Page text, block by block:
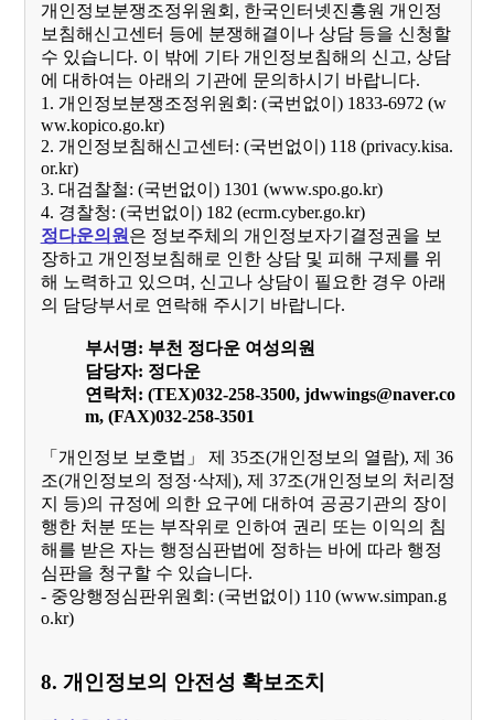
개인정보분쟁조정위원회, 한국인터넷진흥원 개인정
보침해신고센터 등에 분쟁해결이나 상담 등을 신청할
수 있습니다. 이 밖에 기타 개인정보침해의 신고, 상담
에 대하여는 아래의 기관에 문의하시기 바랍니다.
1. 개인정보분쟁조정위원회: (국번없이) 1833-6972 (w
ww.kopico.go.kr)
2. 개인정보침해신고센터: (국번없이) 118 (privacy.kisa.
or.kr)
3. 대검찰철: (국번없이) 1301 (www.spo.go.kr)
4. 경찰청: (국번없이) 182 (ecrm.cyber.go.kr)
정다운의원은 정보주체의 개인정보자기결정권을 보
장하고 개인정보침해로 인한 상담 및 피해 구제를 위
해 노력하고 있으며, 신고나 상담이 필요한 경우 아래
의 담당부서로 연락해 주시기 바랍니다.
부서명: 부천 정다운 여성의원
담당자: 정다운
연락처: (TEX)032-258-3500, jdwwings@naver.co
m, (FAX)032-258-3501
「개인정보 보호법」 제 35조(개인정보의 열람), 제 36
조(개인정보의 정정·삭제), 제 37조(개인정보의 처리정
지 등)의 규정에 의한 요구에 대하여 공공기관의 장이
행한 처분 또는 부작위로 인하여 권리 또는 이익의 침
해를 받은 자는 행정심판법에 정하는 바에 따라 행정
심판을 청구할 수 있습니다.
- 중앙행정심판위원회: (국번없이) 110 (www.simpan.g
o.kr)
8. 개인정보의 안전성 확보조치